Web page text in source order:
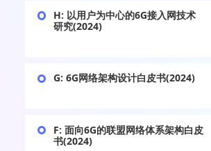
H: 以用户为中心的6G接入网技术
研究(2024)
G: 6G网络架构设计白皮书(2024)
F: 面向6G的联盟网络体系架构白皮
书(2024)